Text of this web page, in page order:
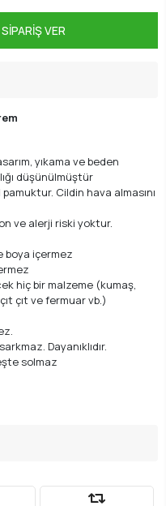
VER
yıkama ve beden
düşünülmüştür
Cildin hava almasını
ve alerji riski yoktur.
boya içermez
hiç bir malzeme (kumaş,
çıt ve fermuar vb.)
Dayanıklıdır.
solmaz